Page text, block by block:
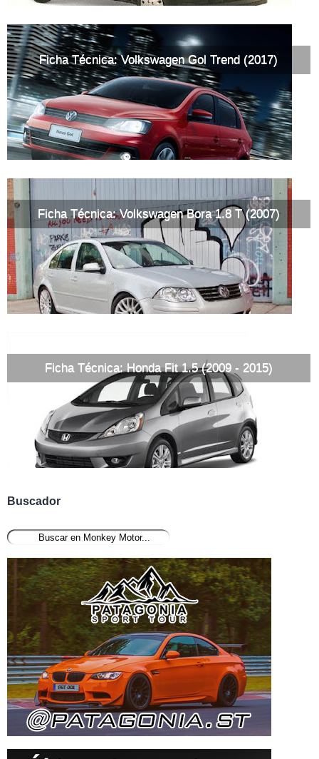
Ficha Técnica: Volkswagen Gol Trend (2017)
Ficha Técnica: Volkswagen Bora 1.8 T (2007)
Ficha Técnica: Honda Fit 1.5 (2009 - 2015)
Buscador